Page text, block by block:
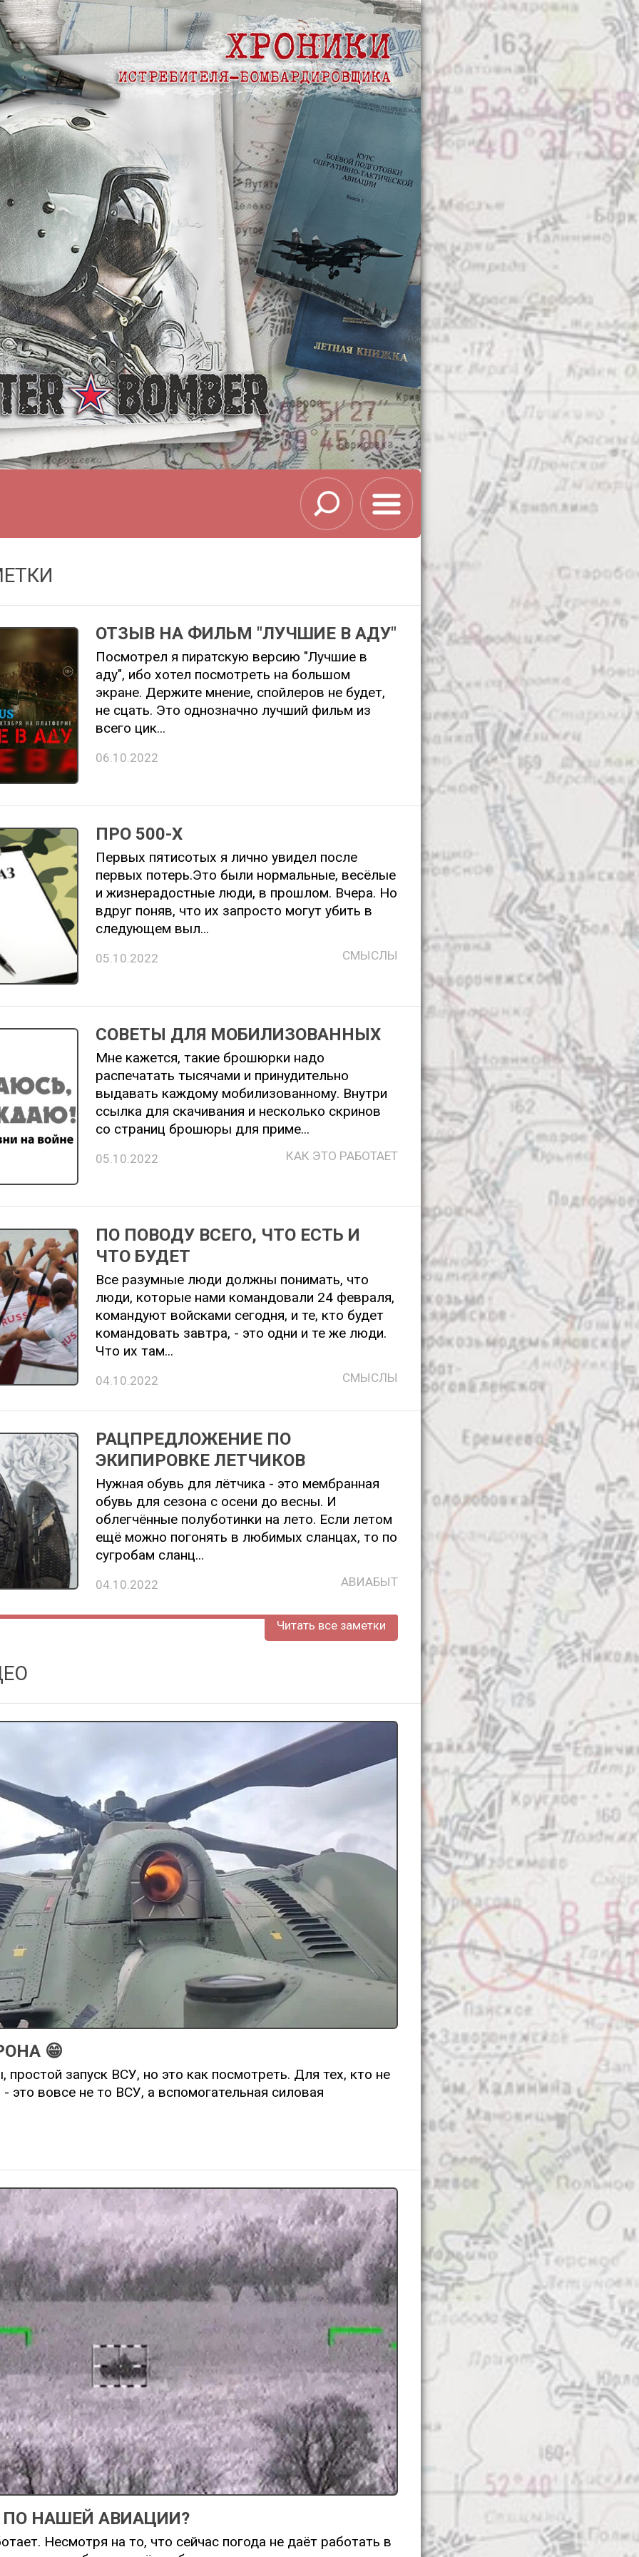
ОТЗЫВ НА ФИЛЬМ "ЛУЧШИЕ В АДУ"
Посмотрел я пиратскую версию "Лучшие в
аду", ибо хотел посмотреть на большом
экране. Держите мнение, спойлеров не будет,
не сцать. Это однозначно лучший фильм из
всего цик...
06.10.2022
ПРО 500-Х
Первых пятисотых я лично увидел после
первых потерь.Это были нормальные, весёлые
и жизнерадостные люди, в прошлом. Вчера. Но
вдруг поняв, что их запросто могут убить в
следующем выл...
05.10.2022 СМЫСЛЫ
СОВЕТЫ ДЛЯ МОБИЛИЗОВАННЫХ
Мне кажется, такие брошюрки надо
распечатать тысячами и принудительно
выдавать каждому мобилизованному. Внутри
ссылка для скачивания и несколько скринов
со страниц брошюры для приме...
05.10.2022 КАК ЭТО РАБОТАЕТ
ПО ПОВОДУ ВСЕГО, ЧТО ЕСТЬ И
ЧТО БУДЕТ
Все разумные люди должны понимать, что
люди, которые нами командовали 24 февраля,
командуют войсками сегодня, и те, кто будет
командовать завтра, - это одни и те же люди.
Что их там...
04.10.2022 СМЫСЛЫ
РАЦПРЕДЛОЖЕНИЕ ПО
ЭКИПИРОВКЕ ЛЕТЧИКОВ
Нужная обувь для лётчика - это мембранная
обувь для сезона с осени до весны. И
облегчённые полуботинки на лето. Если летом
ещё можно погонять в любимых сланцах, то по
сугробам сланц...
04.10.2022 АВИАБЫТ
Читать все заметки
😁
простой запуск ВСУ, но это как посмотреть. Для тех, кто не
это вовсе не то ВСУ, а вспомогательная силовая
НАШЕЙ АВИАЦИИ?
Несмотря на то, что сейчас погода не даёт работать в